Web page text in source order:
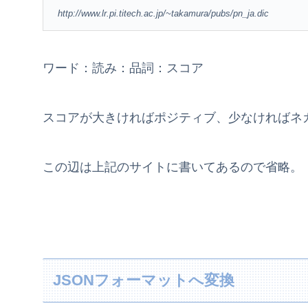
http://www.lr.pi.titech.ac.jp/~takamura/pubs/pn_ja.dic
ワード：読み：品詞：スコア
スコアが大きければポジティブ、少なければネ
この辺は上記のサイトに書いてあるので省略。
JSONフォーマットへ変換